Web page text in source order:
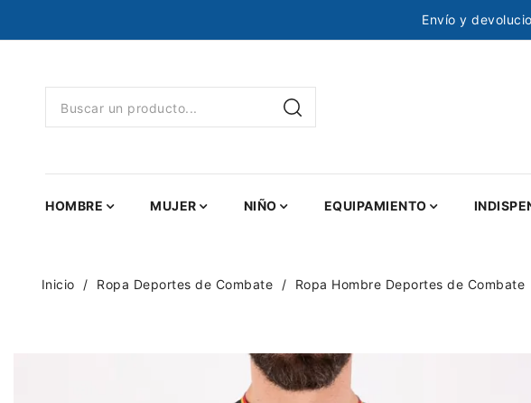
Envío y
HOMBRE MUJER NIÑO EQUIPAMIENTO
Inicio Ropa Deportes de Combate Ropa Hombre Deportes de Combate